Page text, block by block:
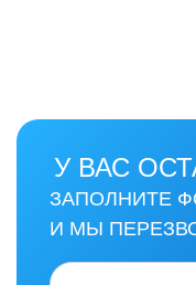
У ВАС
ЗАПОЛНИТЕ
И МЫ